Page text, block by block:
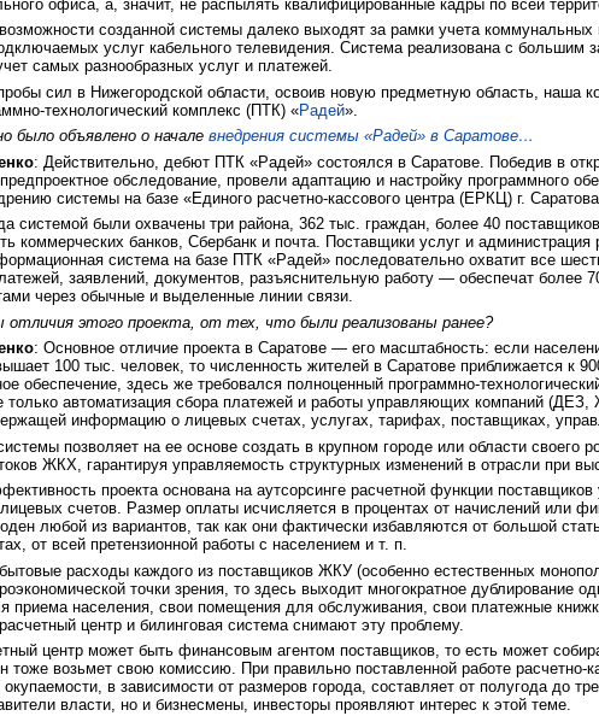
офиса, а, значит, не распылять квалифицированные кадры по всей
созданной системы далеко выходят за рамки учета
услуг кабельного телевидения. Система реализована с большим
самых разнообразных услуг и платежей.
сил в Нижегородской области, освоив новую предметную область, наша
технологический комплекс (ПТК) «Радей».
было объявлено о начале внедрения системы «Радей» в Саратове…
: Действительно, дебют ПТК «Радей» состоялся в Саратове. Победив в
обследование, провели адаптацию и настройку программного
системы на базе «Единого расчетно-кассового центра (ЕРКЦ) г.
системой были охвачены три района, 362 тыс. граждан, более 40
коммерческих банков, Сбербанк и почта. Поставщики услуг и
система на базе ПТК «Радей» последовательно охватит все
заявлений, документов, разъяснительную работу — обеспечат более
через обычные и выделенные линии связи.
отличия этого проекта, от тех, что были реализованы ранее?
: Основное отличие проекта в Саратове — его масштабность: если
100 тыс. человек, то численность жителей в Саратове приближается к
обеспечение, здесь же требовался полноценный программно-
автоматизация сбора платежей и работы управляющих компаний
информацию о лицевых счетах, услугах, тарифах, поставщиках,
позволяет на ее основе создать в крупном городе или области
ЖКХ, гарантируя управляемость структурных изменений в отрасли при
проекта основана на аутсорсинге расчетной функции
счетов. Размер оплаты исчисляется в процентах от начислений или
любой из вариантов, так как они фактически избавляются от большой
от всей претензионной работы с населением и т. п.
расходы каждого из поставщиков ЖКУ (особенно естественных
точки зрения, то здесь выходит многократное дублирование
приема населения, свои помещения для обслуживания, свои платежные
центр и билинговая система снимают эту проблему.
центр может быть финансовым агентом поставщиков, то есть может
тоже возьмет свою комиссию. При правильно поставленной работе
в зависимости от размеров города, составляет от полугода до
власти, но и бизнесмены, инвесторы проявляют интерес к этой теме.